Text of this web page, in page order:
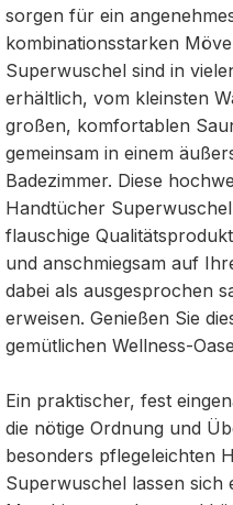
sorgen für ein
kombinationsstarken
Superwuschel sind in
erhältlich, vom kleinsten
großen, komfortablen
gemeinsam in einem
Badezimmer. Diese
Handtücher
flauschige
und anschmiegsam auf
dabei als ausgesprochen
erweisen. Genießen Sie
gemütlichen Wellness-
Ein praktischer, fest
die nötige Ordnung und
besonders pflegeleichten
Superwuschel lassen sich